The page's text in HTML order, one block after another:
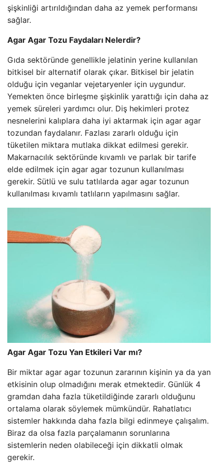
şişkinliği artırıldığından daha az yemek performansı
sağlar.
Agar Agar Tozu Faydaları Nelerdir?
Gıda sektöründe genellikle jelatinin yerine kullanılan
bitkisel bir alternatif olarak çıkar. Bitkisel bir jelatin
olduğu için veganlar vejetaryenler için uygundur.
Yemekten önce birleşme şişkinlik yarattığı için daha az
yemek süreleri yardımcı olur. Diş hekimleri protez
nesnelerini kalıplara daha iyi aktarmak için agar agar
tozundan faydalanır. Fazlası zararlı olduğu için
tüketilen miktara mutlaka dikkat edilmesi gerekir.
Makarnacılık sektöründe kıvamlı ve parlak bir tarife
elde edilmek için agar agar tozunun kullanılması
gerekir. Sütlü ve sulu tatlılarda agar agar tozunun
kullanılması kıvamlı tatlıların yapılmasını sağlar.
Agar Agar Tozu Yan Etkileri Var mı?
Bir miktar agar agar tozunun zararının kişinin ya da yan
etkisinin olup olmadığını merak etmektedir. Günlük 4
gramdan daha fazla tüketildiğinde zararlı olduğunu
ortalama olarak söylemek mümkündür. Rahatlatıcı
sistemler hakkında daha fazla bilgi edinmeye çalışalım.
Biraz da olsa fazla parçalamanın sorunlarına
sistemlerin neden olabileceği için dikkatli olmak
gerekir.